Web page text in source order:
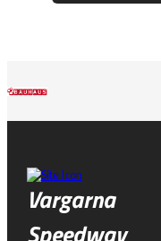
Vargarna
Speedway